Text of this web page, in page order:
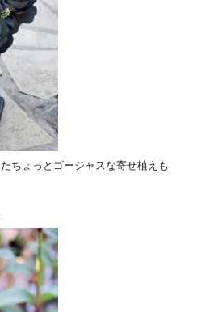
ちょっとゴージャスな寄せ植えも